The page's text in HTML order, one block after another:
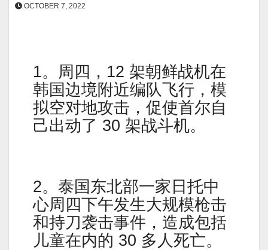
OCTOBER 7, 2022
1。周四，12 架朝鲜战机在
韩国边境附近编队飞行，模
拟空对地攻击，促使首尔自
己出动了 30 架战斗机。
2。泰国东北部一家日托中
心周四下午发生大规模枪击
和持刀袭击事件，造成包括
儿童在内的 30 多人死亡。